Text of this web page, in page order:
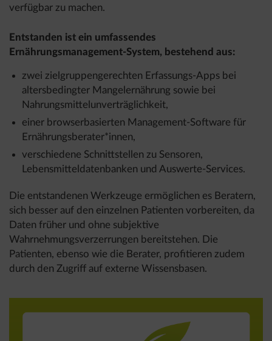
verfügbar zu machen.
Entstanden ist ein umfassendes
Ernährungsmanagement-System, bestehend aus:
zwei zielgruppengerechten Erfassungs-Apps bei
altersbedingter Mangelernährung sowie bei
Nahrungsmittelunverträglichkeit,
einer browserbasierten Management-Software für
Ernährungsberater*innen,
verschiedene Schnittstellen zu Sensoren,
Lebensmitteldatenbanken und Auswerte-Services.
Die entstandenen Werkzeuge ermöglichen es Beratern,
sich besser auf den einzelnen Patienten vorbereiten, da
Daten früher und ohne subjektive
Wahrnehmungsverzerrungen bereitstehen. Die
Patienten, ebenso wie die Berater, profitieren zudem
durch den Zugriff auf externe Wissensbasen.